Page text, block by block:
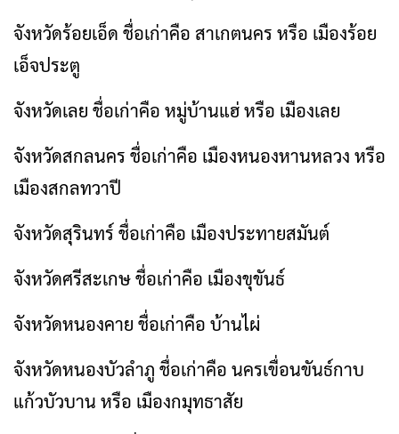
จังหวัดร้อยเอ็ด ชื่อเก่าคือ สาเกตนคร หรือ เมืองร้อย
เอ็จประตู
จังหวัดเลย ชื่อเก่าคือ หมู่บ้านแฮ่ หรือ เมืองเลย
จังหวัดสกลนคร ชื่อเก่าคือ เมืองหนองหานหลวง หรือ
เมืองสกลทวาปี
จังหวัดสุรินทร์ ชื่อเก่าคือ เมืองประทายสมันต์
จังหวัดศรีสะเกษ ชื่อเก่าคือ เมืองขุขันธ์
จังหวัดหนองคาย ชื่อเก่าคือ บ้านไผ่
จังหวัดหนองบัวลำภู ชื่อเก่าคือ นครเขื่อนขันธ์กาบ
แก้วบัวบาน หรือ เมืองกมุทธาสัย